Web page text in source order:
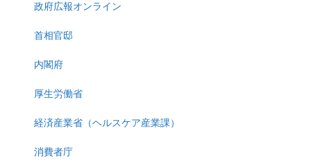
政府広報オンライン
首相官邸
内閣府
厚生労働省
経済産業省（ヘルスケア産業課）
消費者庁